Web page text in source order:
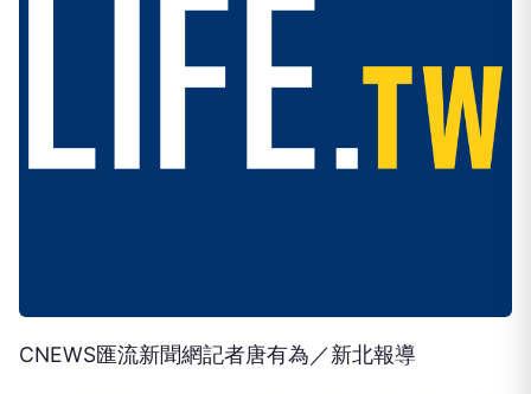
CNEWS匯流新聞網記者唐有為／新北報導